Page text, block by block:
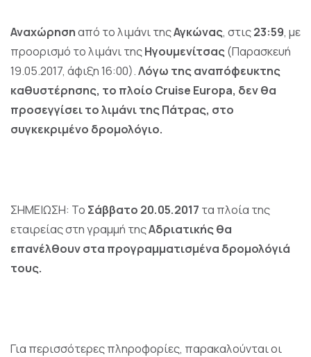
Αναχώρησηαπό το λιμάνι τηςΑγκώνας, στις23:59, με
προορισμό το λιμάνι τηςΗγουμενίτσας(Παρασκευή
19.05.2017, άφιξη 16:00).Λόγω της αναπόφευκτης
καθυστέρησης, το πλοίο Cruise Europa, δεν θα
προσεγγίσει το λιμάνι της Πάτρας, στο
συγκεκριμένο δρομολόγιο.
ΣΗΜΕΙΩΣΗ: Το Σάββατο 20.05.2017 τα πλοία της
εταιρείας στη γραμμή τηςΑδριατικήςθα
επανέλθουν στα προγραμματισμένα δρομολόγιά
τους.
Για περισσότερες πληροφορίες, παρακαλούνται οι